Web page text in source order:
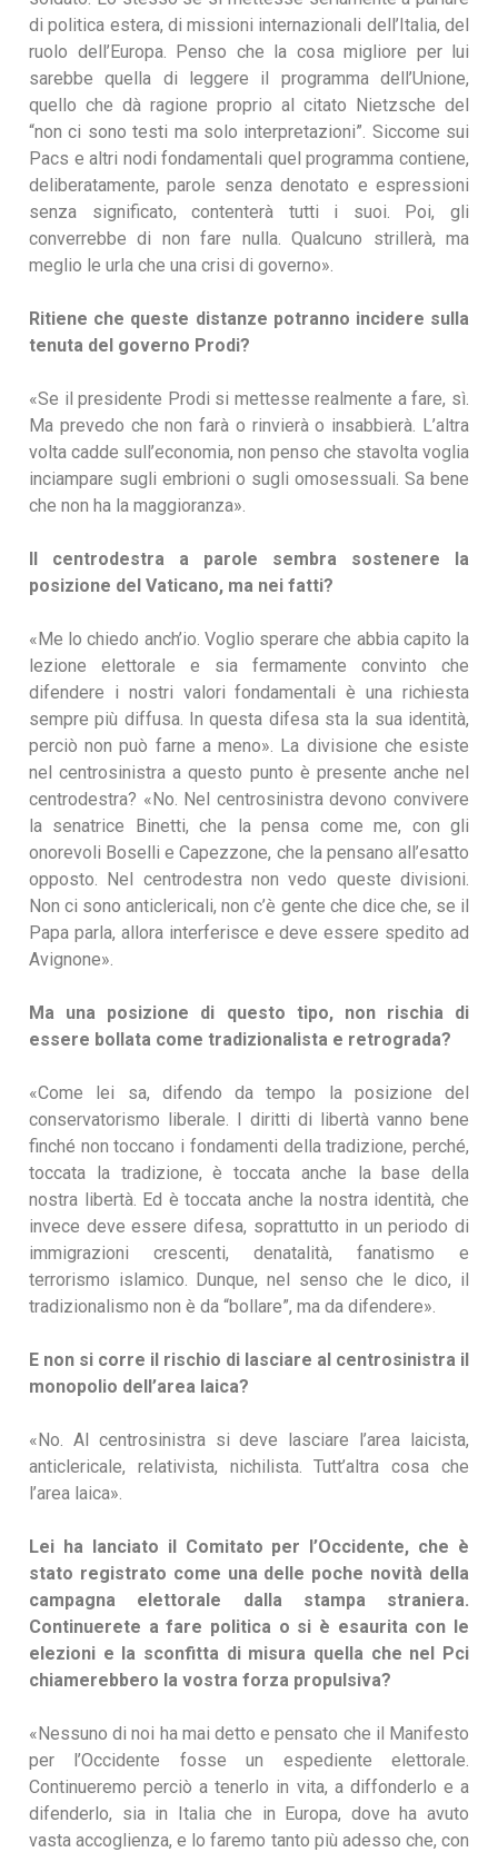
di politica estera, di missioni internazionali dell’Italia, del
ruolo dell’Europa. Penso che la cosa migliore per lui
sarebbe quella di leggere il programma dell’Unione,
quello che dà ragione proprio al citato Nietzsche del
“non ci sono testi ma solo interpretazioni”. Siccome sui
Pacs e altri nodi fondamentali quel programma contiene,
deliberatamente, parole senza denotato e espressioni
senza significato, contenterà tutti i suoi. Poi, gli
converrebbe di non fare nulla. Qualcuno strillerà, ma
meglio le urla che una crisi di governo».
Ritiene che queste distanze potranno incidere sulla
tenuta del governo Prodi?
«Se il presidente Prodi si mettesse realmente a fare, sì.
Ma prevedo che non farà o rinvierà o insabbierà. L’altra
volta cadde sull’economia, non penso che stavolta voglia
inciampare sugli embrioni o sugli omosessuali. Sa bene
che non ha la maggioranza».
Il centrodestra a parole sembra sostenere la
posizione del Vaticano, ma nei fatti?
«Me lo chiedo anch’io. Voglio sperare che abbia capito la
lezione elettorale e sia fermamente convinto che
difendere i nostri valori fondamentali è una richiesta
sempre più diffusa. In questa difesa sta la sua identità,
perciò non può farne a meno». La divisione che esiste
nel centrosinistra a questo punto è presente anche nel
centrodestra? «No. Nel centrosinistra devono convivere
la senatrice Binetti, che la pensa come me, con gli
onorevoli Boselli e Capezzone, che la pensano all’esatto
opposto. Nel centrodestra non vedo queste divisioni.
Non ci sono anticlericali, non c’è gente che dice che, se il
Papa parla, allora interferisce e deve essere spedito ad
Avignone».
Ma una posizione di questo tipo, non rischia di
essere bollata come tradizionalista e retrograda?
«Come lei sa, difendo da tempo la posizione del
conservatorismo liberale. I diritti di libertà vanno bene
finché non toccano i fondamenti della tradizione, perché,
toccata la tradizione, è toccata anche la base della
nostra libertà. Ed è toccata anche la nostra identità, che
invece deve essere difesa, soprattutto in un periodo di
immigrazioni crescenti, denatalità, fanatismo e
terrorismo islamico. Dunque, nel senso che le dico, il
tradizionalismo non è da “bollare”, ma da difendere».
E non si corre il rischio di lasciare al centrosinistra il
monopolio dell’area laica?
«No. Al centrosinistra si deve lasciare l’area laicista,
anticlericale, relativista, nichilista. Tutt’altra cosa che
l’area laica».
Lei ha lanciato il Comitato per l’Occidente, che è
stato registrato come una delle poche novità della
campagna elettorale dalla stampa straniera.
Continuerete a fare politica o si è esaurita con le
elezioni e la sconfitta di misura quella che nel Pci
chiamerebbero la vostra forza propulsiva?
«Nessuno di noi ha mai detto e pensato che il Manifesto
per l’Occidente fosse un espediente elettorale.
Continueremo perciò a tenerlo in vita, a diffonderlo e a
difenderlo, sia in Italia che in Europa, dove ha avuto
vasta accoglienza, e lo faremo tanto più adesso che, con